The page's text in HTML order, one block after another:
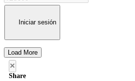
Iniciar sesión
Load More
×
Share